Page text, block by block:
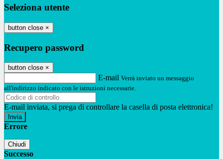
Seleziona utente
button close ×
Recupero password
button close ×
E-mail Verrà inviato un messaggio
all'indirizzo indicato con le istruzioni necessarie.
E-mail inviata, si prega di controllare la casella di posta elettronica!
Errore
Chiudi
Successo